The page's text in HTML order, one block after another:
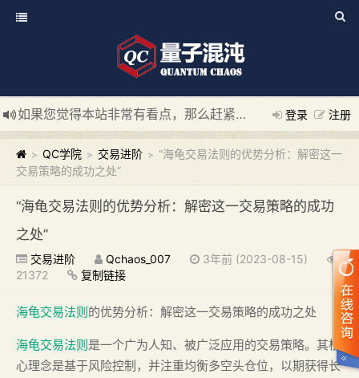
登录 注册
如果您觉得本站非常有看点，那么赶紧使用Ctrl+D 收藏我们吧
新添加量子混沌系统板块，欢迎大家访问！
---“量子混沌系
> QC学院 > 交易进阶 > “海龟交易法则的优势分析：解密这一
交易策略的成功之处”
“海龟交易法则的优势分析：解密这一交易策略的成功
之处”
交易进阶 Qchaos_007
3年前 (2023-08-15)
21372
复制链接
海龟交易法则的优势分析：解密这一交易策略的成功之处
海龟交易法则是一个广为人知、被广泛应用的交易策略。其核
心理念是基于风险控制，并注重均衡多空头仓位，以期获得长